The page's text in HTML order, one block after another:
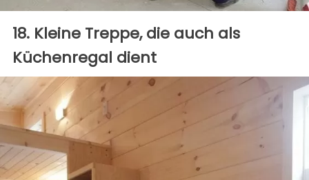
18. Kleine Treppe, die auch als
Küchenregal dient